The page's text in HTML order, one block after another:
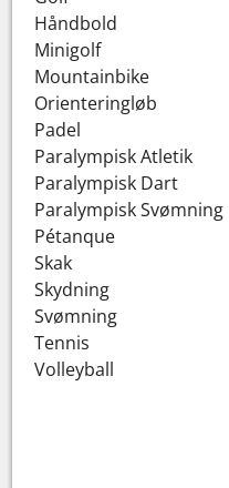
Håndbold
Minigolf
Mountainbike
Orienteringløb
Padel
Paralympisk Atletik
Paralympisk Dart
Paralympisk Svømning
Pétanque
Skak
Skydning
Svømning
Tennis
Volleyball